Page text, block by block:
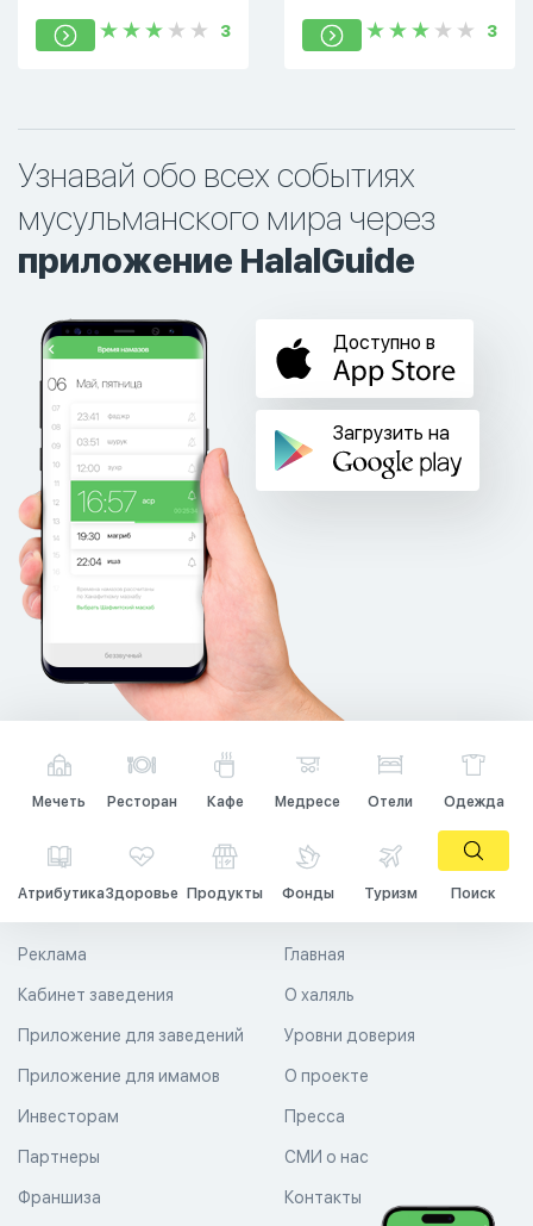
3 3
Узнавай обо всех событиях
мусульманского мира через
приложение HalalGuide
Доступно в
Загрузить на
Мечеть Ресторан Кафе Медресе Отели Одежда
АтрибутикаЗдоровье Продукты Фонды Туризм Поиск
Главная
О халяль
Уровни доверия
Реклама
Кабинет заведения
Приложение для заведений
Приложение для имамов О проекте
Пресса
СМИ о нас
Контакты
Инвесторам
Партнеры
Франшиза